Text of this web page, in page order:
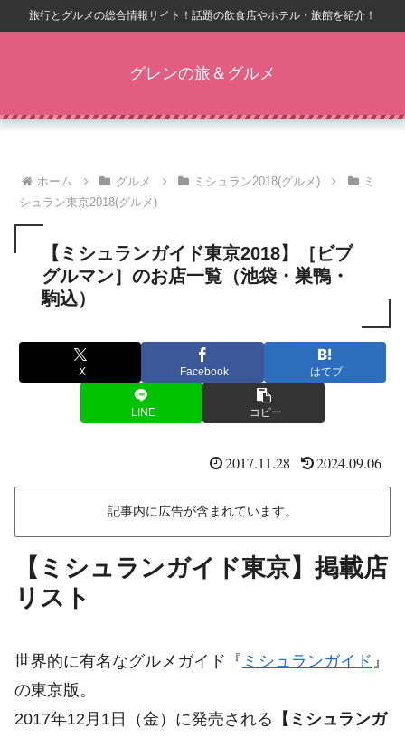
旅行とグルメの総合情報サイト！話題の飲食店やホテル・旅館を紹介！
グレンの旅＆グルメ
ホーム グルメ ミシュラン2018(グルメ)
ミ
シュラン東京2018(グルメ)
【ミシュランガイド東京2018】［ビブ
グルマン］のお店一覧（池袋・巣鴨・
駒込）
X Facebook はてブ
LINE コピー
2017.11.28 2024.09.06
記事内に広告が含まれています。
【ミシュランガイド東京】掲載店
リスト
世界的に有名なグルメガイド『 ミシュランガイド 』
の東京版。
2017年12月1日（金）に発売される 【ミシュランガ